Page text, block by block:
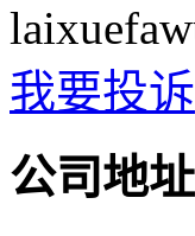
我要投诉
公司地址